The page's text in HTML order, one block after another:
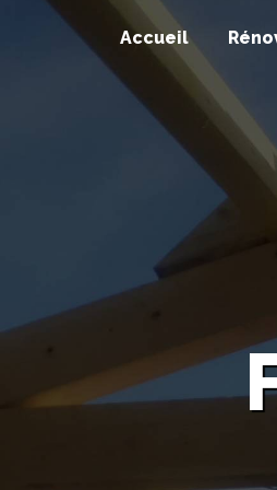
Accueil
Panneau de gestion des cookies